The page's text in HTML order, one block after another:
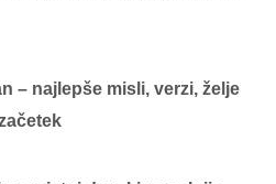
– najlepše misli, verzi, želje